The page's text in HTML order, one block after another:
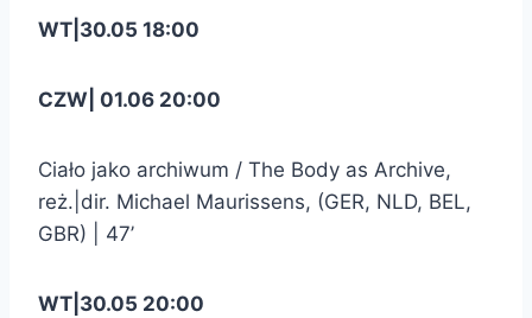
WT|30.05 18:00
CZW| 01.06 20:00
Ciało jako archiwum / The Body as Archive,
reż.|dir. Michael Maurissens, (GER, NLD, BEL,
GBR) | 47’
WT|30.05 20:00